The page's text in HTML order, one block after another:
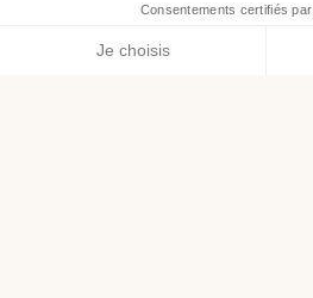
Consentements certifiés par
Je choisis